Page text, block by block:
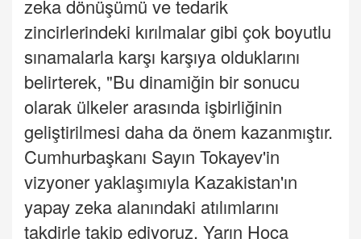
zeka dönüşümü ve tedarik
zincirlerindeki kırılmalar gibi çok boyutlu
sınamalarla karşı karşıya olduklarını
belirterek, "Bu dinamiğin bir sonucu
olarak ülkeler arasında işbirliğinin
geliştirilmesi daha da önem kazanmıştır.
Cumhurbaşkanı Sayın Tokayev'in
vizyoner yaklaşımıyla Kazakistan'ın
yapay zeka alanındaki atılımlarını
takdirle takip ediyoruz. Yarın Hoca